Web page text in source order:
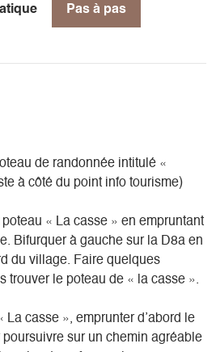
Pas à pas
de randonnée intitulé «
à côté du point info tourisme)
« La casse » en empruntant
Bifurquer à gauche sur la D8a en
du village. Faire quelques
trouver le poteau de « la casse ».
casse », emprunter d’abord le
sur un chemin agréable